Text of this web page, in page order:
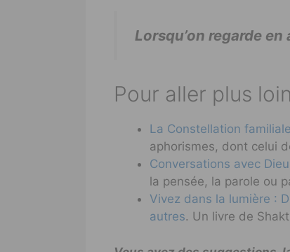
Lorsqu’on regarde
Pour aller plus loin
La Constellation
aphorismes, dont celui
Conversations avec Dieu
la pensée, la parole ou
Vivez dans la lumière :
autres. Un livre de